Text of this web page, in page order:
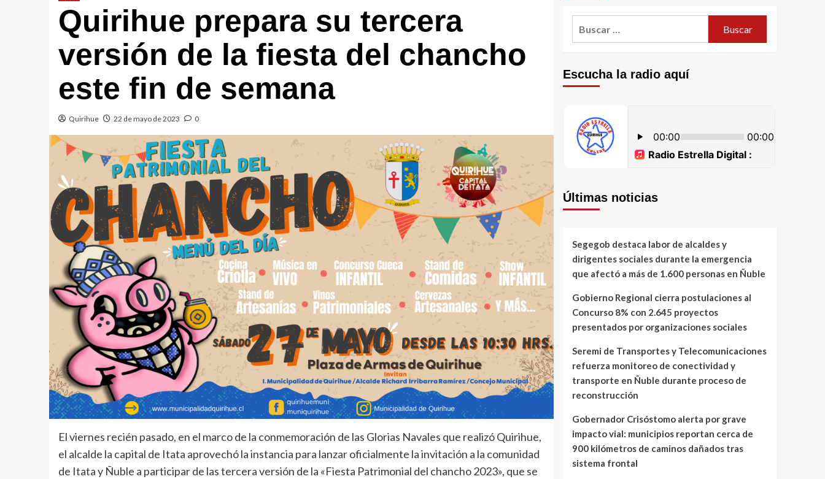
Quirihue prepara su tercera
versión de la fiesta del chancho
este fin de semana
Quirihue 22 de mayo de 2023 0
El viernes recién pasado, en el marco de la conmemoración de las Glorias Navales que realizó Quirihue,
el alcalde la capital de Itata aprovechó la instancia para lanzar oficialmente la invitación a la comunidad
de Itata y Ñuble a participar de las tercera versión de la «Fiesta Patrimonial del chancho 2023», que se
Escucha la radio aquí
Últimas noticias
Segegob destaca labor de alcaldes y
dirigentes sociales durante la emergencia
que afectó a más de 1.600 personas en Ñuble
Gobierno Regional cierra postulaciones al
Concurso 8% con 2.645 proyectos
presentados por organizaciones sociales
Seremi de Transportes y Telecomunicaciones
refuerza monitoreo de conectividad y
transporte en Ñuble durante proceso de
reconstrucción
Gobernador Crisóstomo alerta por grave
impacto vial: municipios reportan cerca de
900 kilómetros de caminos dañados tras
sistema frontal